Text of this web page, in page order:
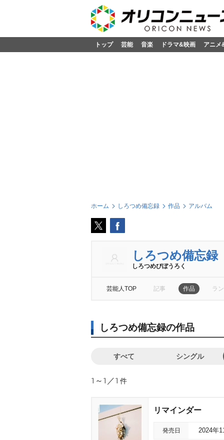
トップ 芸能 音楽 ドラマ&映画 アニメ
ホーム しろつめ備忘録 作品 アルバム
しろつめ備忘録
しろつめびぼうろく
芸能人TOP 記事 作品 ラ
しろつめ備忘録の作品
すべて シングル
1～1／1 件
リマインダー
発売日 2024年